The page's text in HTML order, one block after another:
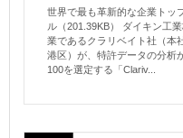
世界で最も革新的な企業トッ
ル（201.39KB） ダイキン工
業であるクラリベイト社（本
港区）が、特許データの分析
100を選定する「Clariv...